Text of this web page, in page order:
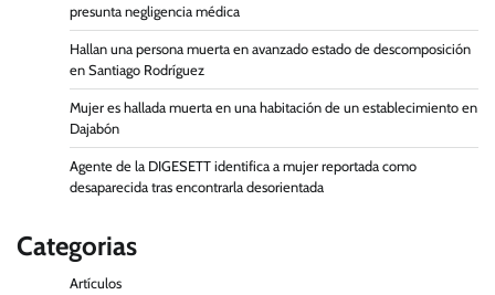
presunta negligencia médica
Hallan una persona muerta en avanzado estado de descomposición
en Santiago Rodríguez
Mujer es hallada muerta en una habitación de un establecimiento en
Dajabón
Agente de la DIGESETT identifica a mujer reportada como
desaparecida tras encontrarla desorientada
Categorias
Artículos